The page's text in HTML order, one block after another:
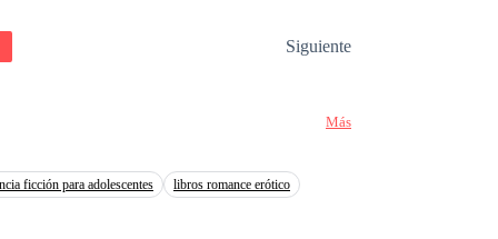
Siguiente
Más
ficción para adolescentes
libros romance erótico